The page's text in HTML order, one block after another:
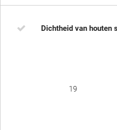
Dichtheid van houten
19